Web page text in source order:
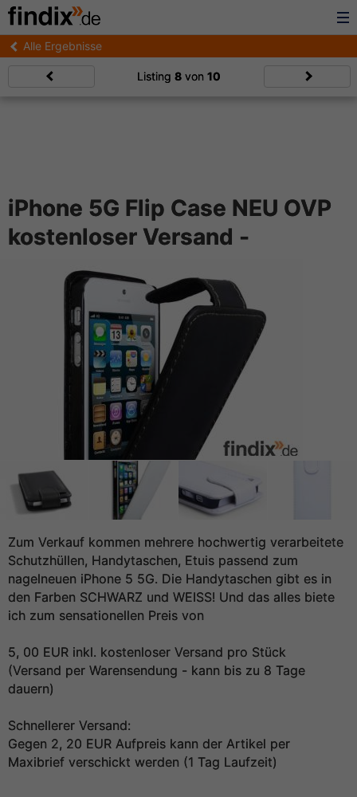
Alle Ergebnisse
Listing 8von 10
iPhone 5G Flip Case NEU OVP
kostenloser Versand -
Zum Verkauf kommen mehrere hochwertig verarbeitete
Schutzhüllen, Handytaschen, Etuis passend zum
nagelneuen iPhone 5 5G. Die Handytaschen gibt es in
den Farben SCHWARZ und WEISS! Und das alles biete
ich zum sensationellen Preis von
5, 00 EUR inkl. kostenloser Versand pro Stück
(Versand per Warensendung - kann bis zu 8 Tage
dauern)
Schnellerer Versand:
Gegen 2, 20 EUR Aufpreis kann der Artikel per
Maxibrief verschickt werden (1 Tag Laufzeit)